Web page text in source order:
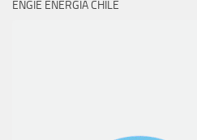
ENGIE ENERGÍA CHILE